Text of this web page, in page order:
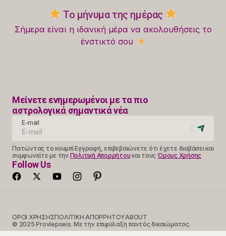
Το μήνυμα της ημέρας
Σήμερα είναι η ιδανική μέρα να ακολουθήσεις το
ένστικτό σου
Μείνετε ενημερωμένοι με τα πιο
αστρολογικά σημαντικά νέα
E-mail
Πατώντας το κουμπί Εγγραφή, επιβεβαιώνετε ότι έχετε διαβάσει και
συμφωνείτε με την Πολιτική Απορρήτου και τους Όρους Χρήσης
Follow Us
ΟΡΟΙ ΧΡΗΣΗΣΠΟΛΙΤΙΚΗ ΑΠΟΡΡΗΤΟΥABOUT
© 2025 Provlepseis. Με την επιφύλαξη παντός δικαιώματος.